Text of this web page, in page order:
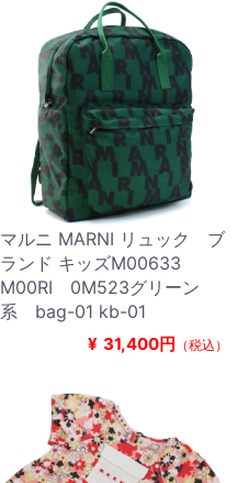
マルニ MARNI リュック ブ
ランド キッズM00633
M00RI 0M523グリーン
系 bag-01 kb-01
¥ 31,400円 （税込）